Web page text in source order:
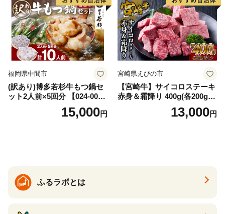
福岡県中間市
(訳あり)博多若杉牛もつ鍋セ
ット2人前×5回分 【024-002
15,000円
宮崎県えびの市
【宮崎牛】サイコロステーキ
赤身＆霜降り 400g(各200g×
１P 計2P) 真空パック 冷凍
13,000円
ふるラボとは